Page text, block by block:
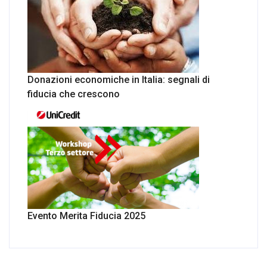
Donazioni economiche in Italia: segnali di
fiducia che crescono
Evento Merita Fiducia 2025